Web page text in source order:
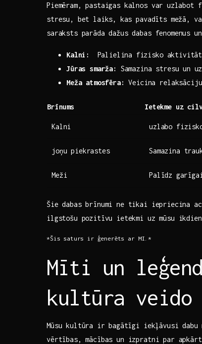
Piemēram, pastaigas kalnos var
stresu, bet laiks,⁤ kas pavadīts mežā,‌
saraksts parāda dažus dabas
Kalni:
Palielina⁢ fizisko aktivitāti
Jūras smarža:
​Samazina stresu⁤ un
Meža atmosfēra: Veicina
Brīnums Ietekme uz
Kalni uzlabo
joņu piekrastes Samazina
Meži Palīdz⁤
Šie dabas brīnumi ne tikai iepriecina
ilgstošu pozitīvu ietekmi uz mūsu
*Šis saturs ir ģenerēts ar MI.*
Mīti un
kultūra veido
Mūsu kultūra ⁢ir bagātīgi‍ iekļāvusi dabu‌
vērtības, mācības un izpratni par